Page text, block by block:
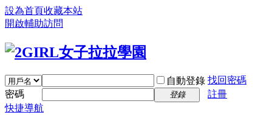
設為首頁收藏本站
開啟輔助訪問
自動登錄 找回密碼
密碼
登錄
註冊
快捷導航